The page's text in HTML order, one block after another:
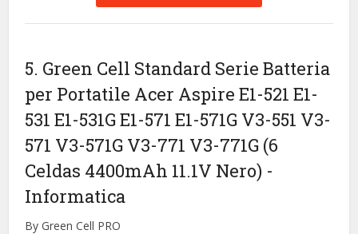
5. Green Cell Standard Serie Batteria
per Portatile Acer Aspire E1-521 E1-
531 E1-531G E1-571 E1-571G V3-551 V3-
571 V3-571G V3-771 V3-771G (6
Celdas 4400mAh 11.1V Nero) -
Informatica
By Green Cell PRO